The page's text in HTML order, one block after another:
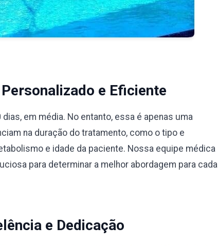
e Eficiente
em média. No entanto, essa é apenas uma
na duração do tratamento, como o tipo e
e idade da paciente. Nossa equipe médica
para determinar a melhor abordagem para cada
e Dedicação